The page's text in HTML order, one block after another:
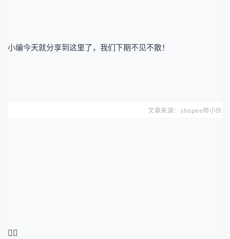
小编今天就分享到这里了，我们下期不见不散！
文章来源：shopee帅小伙
❤️‍🔥